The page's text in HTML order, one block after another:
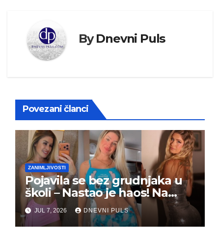
ByDnevni Puls
Povezani članci
ZANIMLJIVOSTI
Pojavila se bez grudnjaka u
školi – Nastao je haos! Na
grupi je majke napale (FOTO)
JUL 7, 2026 DNEVNI PULS